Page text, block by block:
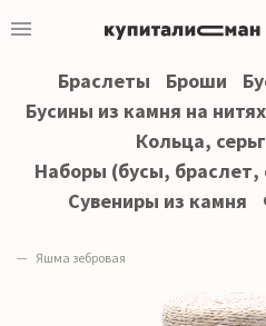
Браслеты Броши
Бусины из камня на нитях
Кольца,
Наборы (бусы, браслет,
Сувениры из камня
Яшма зебровая